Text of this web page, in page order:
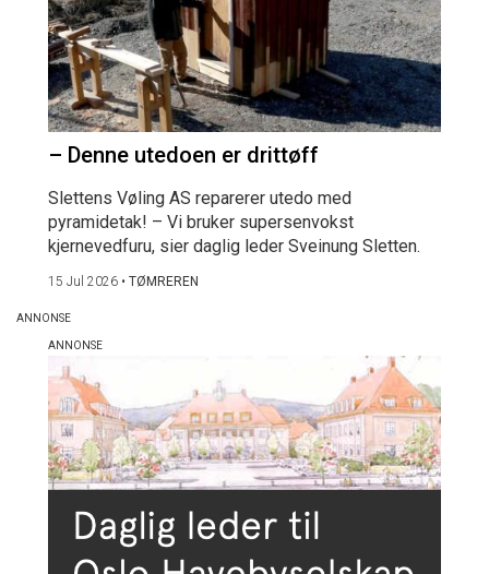
– Denne utedoen er drittøff
Slettens Vøling AS reparerer utedo med
pyramidetak! – Vi bruker supersenvokst
kjernevedfuru, sier daglig leder Sveinung Sletten.
15 Jul 2026 • TØMREREN